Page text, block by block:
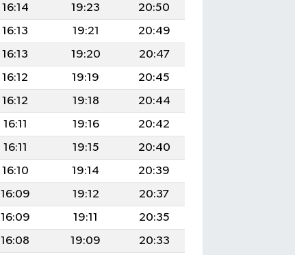
16:14 19:23
20:50
16:13 19:21
20:49
16:13 19:20
20:47
16:12 19:19
20:45
16:12 19:18
20:44
16:11 19:16
20:42
16:11 19:15
20:40
16:10 19:14
20:39
16:09 19:12
20:37
16:09 19:11
20:35
16:08 19:09
20:33